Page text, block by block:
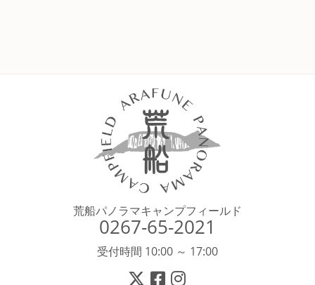
荒船パノラマキャンプフィールド
0267-65-2021
受付時間 10:00 ～ 17:00